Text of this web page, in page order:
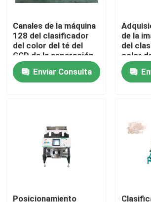
Sobre nosotros
Contactos
Clasificador del color del arroz
clasificador del color del grano
Clasificador del color del trigo
Canales de la máquina
128 del clasificador
del color del té del
CCD de la separación
de la eficacia alta
Enviar Consulta
de la
del
color
del
Posicionamiento